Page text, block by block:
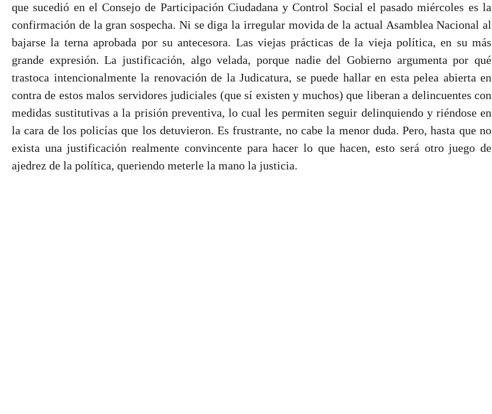
que sucedió en el Consejo de Participación Ciudadana y Control Social el pasado miércoles es la
confirmación de la gran sospecha. Ni se diga la irregular movida de la actual Asamblea Nacional al
bajarse la terna aprobada por su antecesora. Las viejas prácticas de la vieja política, en su más
grande expresión. La justificación, algo velada, porque nadie del Gobierno argumenta por qué
trastoca intencionalmente la renovación de la Judicatura, se puede hallar en esta pelea abierta en
contra de estos malos servidores judiciales (que sí existen y muchos) que liberan a delincuentes con
medidas sustitutivas a la prisión preventiva, lo cual les permiten seguir delinquiendo y riéndose en
la cara de los policías que los detuvieron. Es frustrante, no cabe la menor duda. Pero, hasta que no
exista una justificación realmente convincente para hacer lo que hacen, esto será otro juego de
ajedrez de la política, queriendo meterle la mano la justicia.